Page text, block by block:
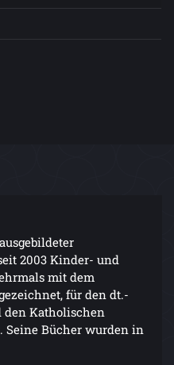
2003 Kinder- und
mit dem
für den dt.-
Katholischen
Bücher wurden in